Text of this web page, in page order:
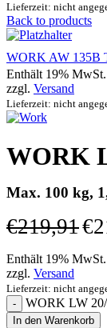
Lieferzeit: nicht
Back to products
WORK AW 135B
Enthält 19% MwSt.
zzgl. Versand
Lieferzeit: nicht
WORK
Max. 100 kg,
€219,91€
Enthält 19% MwSt.
zzgl. Versand
Lieferzeit: nicht
WORK LW
In den Warenkorb